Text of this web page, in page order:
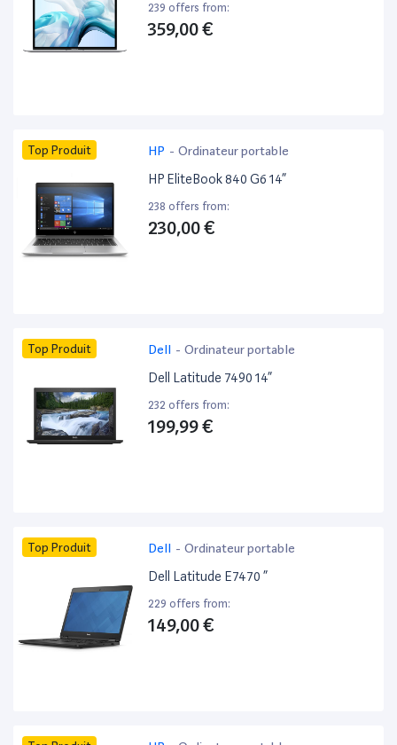
239 offers from:
359,00 €
Top Produit HP - Ordinateur portable
HP EliteBook 840 G6 14”
238 offers from:
230,00 €
Top Produit Dell - Ordinateur portable
Dell Latitude 7490 14”
232 offers from:
199,99 €
Top Produit Dell - Ordinateur portable
Dell Latitude E7470 ”
229 offers from:
149,00 €